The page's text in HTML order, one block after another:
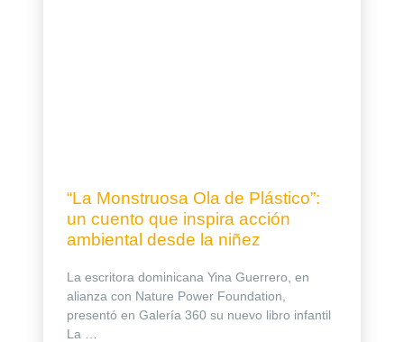
“La Monstruosa Ola de Plástico”:
un cuento que inspira acción
ambiental desde la niñez
La escritora dominicana Yina Guerrero, en
alianza con Nature Power Foundation,
presentó en Galería 360 su nuevo libro infantil
La …